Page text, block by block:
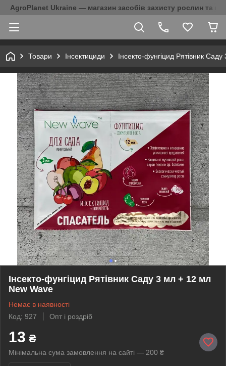
AgroPlanet Ukraine — магазин засобів захисту рослин та
Товари Інсектициди Інсекто-фунгіцид Рятівник
Інсекто-фунгіцид Рятівник Саду 3 мл + 12 мл
New Wave
Немає в наявності
Код: 927
Опт і роздріб
13 ₴
Мінімальна сума замовлення на сайті — 200 ₴